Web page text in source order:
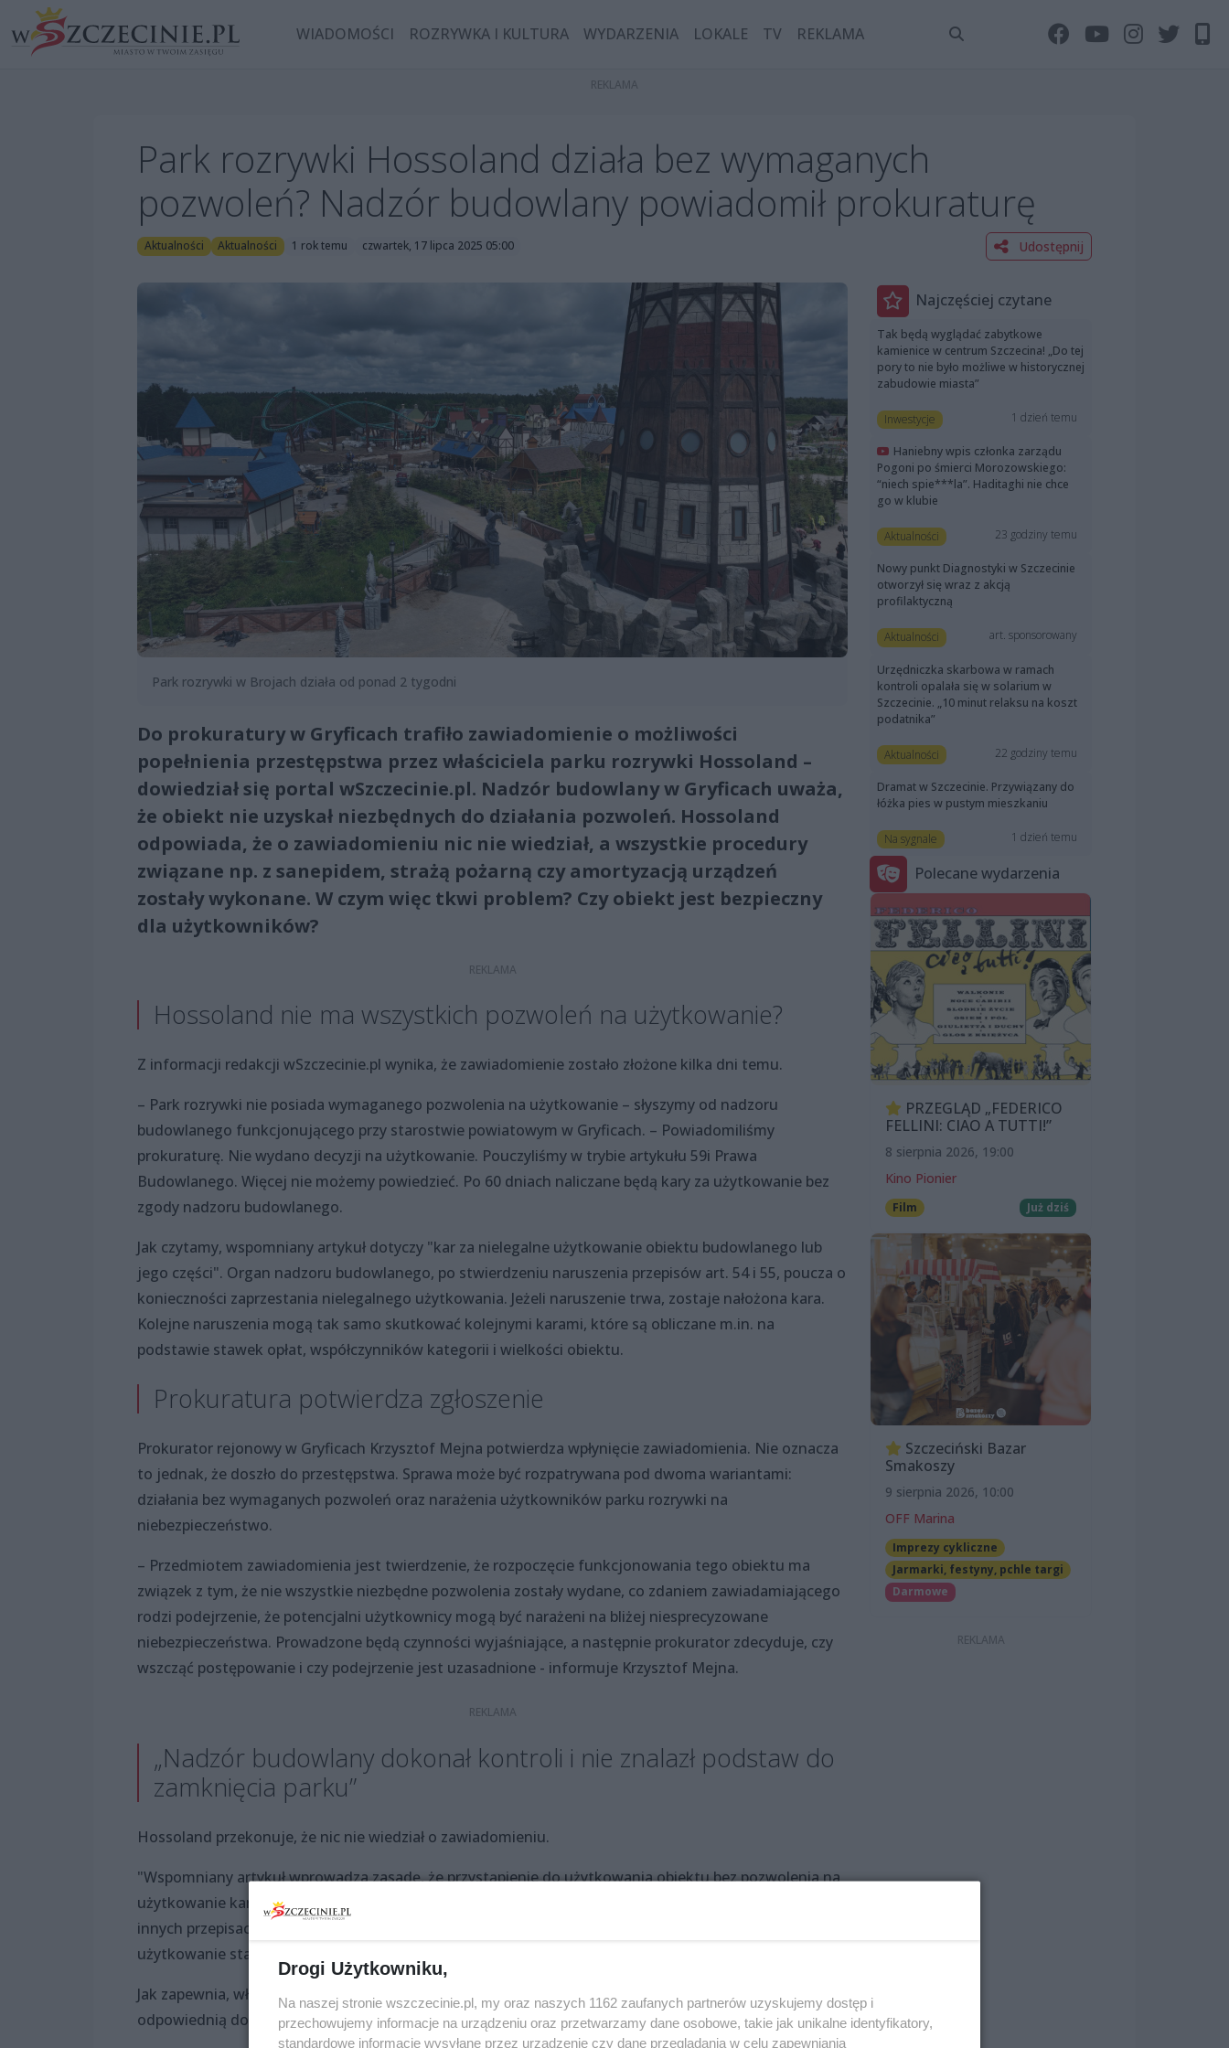
WIADOMOŚCI ROZRYWKA I KULTURA WYDARZENIA LOKALE TV REKLAMA
Park rozrywki Hossoland działa bez wymaganych
pozwoleń? Nadzór budowlany powiadomił prokuraturę
Aktualności Aktualności 1 rok temu czwartek, 17 lipca 2025 05:00 Udostępnij
Park rozrywki w Brojach działa od ponad 2 tygodni
Do prokuratury w Gryficach trafiło zawiadomienie o możliwości
popełnienia przestępstwa przez właściciela parku rozrywki Hossoland –
dowiedział się portal wSzczecinie.pl. Nadzór budowlany w Gryficach uważa,
że obiekt nie uzyskał niezbędnych do działania pozwoleń. Hossoland
odpowiada, że o zawiadomieniu nic nie wiedział, a wszystkie procedury
związane np. z sanepidem, strażą pożarną czy amortyzacją urządzeń
zostały wykonane. W czym więc tkwi problem? Czy obiekt jest bezpieczny
dla użytkowników?
Hossoland nie ma wszystkich pozwoleń na użytkowanie?
Z informacji redakcji wSzczecinie.pl wynika, że zawiadomienie zostało złożone kilka dni temu.
– Park rozrywki nie posiada wymaganego pozwolenia na użytkowanie – słyszymy od nadzoru
budowlanego funkcjonującego przy starostwie powiatowym w Gryficach. – Powiadomiliśmy
prokuraturę. Nie wydano decyzji na użytkowanie. Pouczyliśmy w trybie artykułu 59i Prawa
Budowlanego. Więcej nie możemy powiedzieć. Po 60 dniach naliczane będą kary za użytkowanie bez
zgody nadzoru budowlanego.
Jak czytamy, wspomniany artykuł dotyczy "kar za nielegalne użytkowanie obiektu budowlanego lub
jego części". Organ nadzoru budowlanego, po stwierdzeniu naruszenia przepisów art. 54 i 55, poucza o
konieczności zaprzestania nielegalnego użytkowania. Jeżeli naruszenie trwa, zostaje nałożona kara.
Kolejne naruszenia mogą tak samo skutkować kolejnymi karami, które są obliczane m.in. na
podstawie stawek opłat, współczynników kategorii i wielkości obiektu.
Prokuratura potwierdza zgłoszenie
Prokurator rejonowy w Gryficach Krzysztof Mejna potwierdza wpłynięcie zawiadomienia. Nie oznacza
to jednak, że doszło do przestępstwa. Sprawa może być rozpatrywana pod dwoma wariantami:
działania bez wymaganych pozwoleń oraz narażenia użytkowników parku rozrywki na
niebezpieczeństwo.
– Przedmiotem zawiadomienia jest twierdzenie, że rozpoczęcie funkcjonowania tego obiektu ma
związek z tym, że nie wszystkie niezbędne pozwolenia zostały wydane, co zdaniem zawiadamiającego
rodzi podejrzenie, że potencjalni użytkownicy mogą być narażeni na bliżej niesprecyzowane
niebezpieczeństwa. Prowadzone będą czynności wyjaśniające, a następnie prokurator zdecyduje, czy
wszcząć postępowanie i czy podejrzenie jest uzasadnione - informuje Krzysztof Mejna.
„Nadzór budowlany dokonał kontroli i nie znalazł podstaw do
zamknięcia parku”
Hossoland przekonuje, że nic nie wiedział o zawiadomieniu.
"Wspomniany artykuł wprowadza zasadę, że przystąpienie do użytkowania obiektu bez pozwolenia na
użytkowanie karane jest karą administracyjną dopiero po 60 dniach. Brak w tym przepisie, jak i w
innych przepisach prawa, że przystąpienie do użytkowania obiektu budowlanego bez pozwolenia na
użytkowanie stanowi przestępstwo lub wykroczenie" – informuje Anna Olszonowicz.
Jak zapewnia, właściciele parku posiadają dokumenty ze straży pożarnej i sanepidu oraz złożyli
odpowiednią dokumentację do nadzoru budowlanego.
Najczęściej czytane
Tak będą wyglądać zabytkowe
kamienice w centrum Szczecina! „Do tej
pory to nie było możliwe w historycznej
zabudowie miasta”
Inwestycje 1 dzień temu
Haniebny wpis członka zarządu
Pogoni po śmierci Morozowskiego:
“niech spie***la”. Haditaghi nie chce
go w klubie
Aktualności 23 godziny temu
Nowy punkt Diagnostyki w Szczecinie
otworzył się wraz z akcją
profilaktyczną
Aktualności art. sponsorowany
Urzędniczka skarbowa w ramach
kontroli opalała się w solarium w
Szczecinie. „10 minut relaksu na koszt
podatnika”
Aktualności 22 godziny temu
Dramat w Szczecinie. Przywiązany do
łóżka pies w pustym mieszkaniu
Na sygnale 1 dzień temu
Polecane wydarzenia
PRZEGLĄD „FEDERICO
FELLINI: CIAO A TUTTI!”
8 sierpnia 2026, 19:00
Kino Pionier
Film Już dziś
Szczeciński Bazar
Smakoszy
9 sierpnia 2026, 10:00
OFF Marina
Imprezy cykliczne
Jarmarki, festyny, pchle targi
Darmowe
Drogi Użytkowniku,
Na naszej stronie wszczecinie.pl, my oraz naszych 1162 zaufanych partnerów uzyskujemy dostęp i
przechowujemy informacje na urządzeniu oraz przetwarzamy dane osobowe, takie jak unikalne identyfikatory,
standardowe informacje wysyłane przez urządzenie czy dane przeglądania w celu zapewniania